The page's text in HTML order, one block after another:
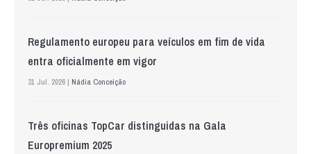
Regulamento europeu para veículos em fim de vida
entra oficialmente em vigor
31 Jul. 2026 | Nádia Conceição
Três oficinas TopCar distinguidas na Gala
Europremium 2025